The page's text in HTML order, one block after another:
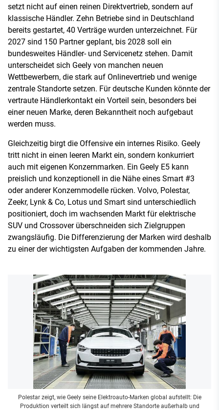
setzt nicht auf einen reinen Direktvertrieb, sondern auf
klassische Händler. Zehn Betriebe sind in Deutschland
bereits gestartet, 40 Verträge wurden unterzeichnet. Für
2027 sind 150 Partner geplant, bis 2028 soll ein
bundesweites Händler- und Servicenetz stehen. Damit
unterscheidet sich Geely von manchen neuen
Wettbewerbern, die stark auf Onlinevertrieb und wenige
zentrale Standorte setzen. Für deutsche Kunden könnte der
vertraute Händlerkontakt ein Vorteil sein, besonders bei
einer neuen Marke, deren Bekanntheit noch aufgebaut
werden muss.
Gleichzeitig birgt die Offensive ein internes Risiko. Geely
tritt nicht in einen leeren Markt ein, sondern konkurriert
auch mit eigenen Konzernmarken. Ein Geely E5 kann
preislich und konzeptionell in die Nähe eines Smart #3
oder anderer Konzernmodelle rücken. Volvo, Polestar,
Zeekr, Lynk & Co, Lotus und Smart sind unterschiedlich
positioniert, doch im wachsenden Markt für elektrische
SUV und Crossover überschneiden sich Zielgruppen
zwangsläufig. Die Differenzierung der Marken wird deshalb
zu einer der wichtigsten Aufgaben der kommenden Jahre.
Polestar zeigt, wie Geely seine Elektroauto-Marken global aufstellt: Die
Produktion verteilt sich längst auf mehrere Standorte außerhalb und